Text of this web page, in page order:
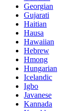
Georgian
Gujarati
Haitian
Hausa
Hawaiian
Hebrew
Hmong
Hungarian
Icelandic
Igbo
Javanese
Kannada